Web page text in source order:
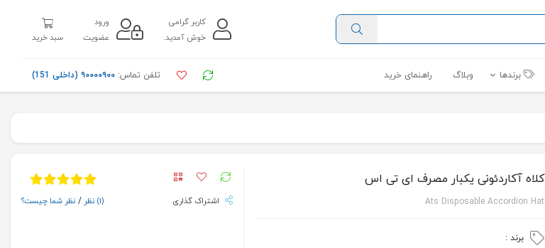
کاربر گرامی
خوش آمدید.
ورود
عضویت
سبد خرید
برندها وبلاگ راهنمای خرید تلفن تماس: ۹۰۰۰۰۹۰۰ (داخلی 151)
کلاه آکاردئونی یکبار مصرف ای تی اس
Ats Disposable Accordion Hat
برند :
اشتراک گذاری (۱) نظر / نظر شما چیست؟